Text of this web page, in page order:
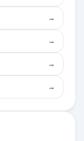
→
→
→
→